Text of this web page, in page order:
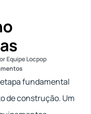
Equipe Locpop
fundamental
de construção. Um